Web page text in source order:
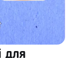
для